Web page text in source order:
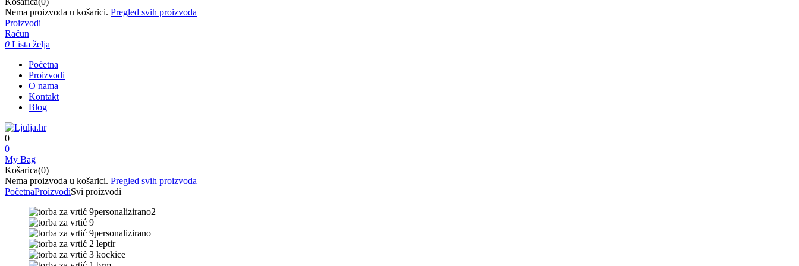
Nema proizvoda u košarici. Pregled svih proizvoda
Proizvodi
Račun
0 Lista želja
Početna
Proizvodi
O nama
Kontakt
Blog
0
0
My Bag
Košarica(0)
Nema proizvoda u košarici. Pregled svih proizvoda
PočetnaProizvodiSvi proizvodi